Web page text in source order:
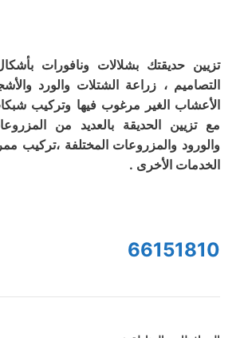
تزيين حديقتك بشلالات ونافورات
التصاميم ، زراعة الشتلات والورد
الأعشاب الغير مرغوب فيها وتركيب
مع تزيين الحديقة بالعديد من
والورود والمزروعات المختلفة ،تركيب
الخدمات الأخرى .
66151810